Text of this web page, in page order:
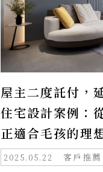
屋主二度託付，
住宅設計案例：
正適合毛孩的理
2025.05.22 客戶推薦